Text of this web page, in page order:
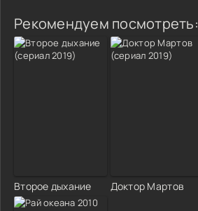
Рекомендуем посмотреть:
Второе дыхание Доктор Мартов